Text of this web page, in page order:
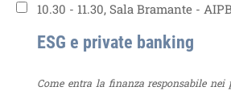
10.30 - 11.30, Sala Bramante -
ESG e private banking
Come entra la finanza responsabile nei